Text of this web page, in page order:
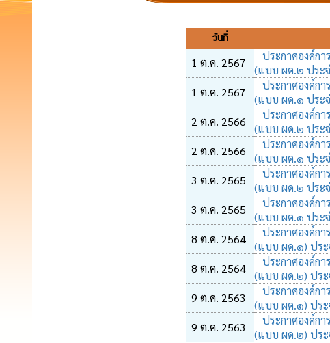
วันที่
1 ต.ค. 2567
ประกาศองค์ก
(แบบ ผด.๒ ปร
1 ต.ค. 2567
ประกาศองค์ก
(แบบ ผด.๑ ปร
2 ต.ค. 2566
ประกาศองค์ก
(แบบ ผด.๒ ปร
2 ต.ค. 2566
ประกาศองค์ก
(แบบ ผด.๑ ปร
3 ต.ค. 2565
ประกาศองค์ก
(แบบ ผด.๒ ปร
3 ต.ค. 2565
ประกาศองค์ก
(แบบ ผด.๑ ปร
8 ต.ค. 2564
ประกาศองค์ก
(แบบ ผด.๑) ปร
8 ต.ค. 2564
ประกาศองค์ก
(แบบ ผด.๒) ปร
9 ต.ค. 2563
ประกาศองค์ก
(แบบ ผด.๑) ปร
9 ต.ค. 2563
ประกาศองค์ก
(แบบ ผด.๒) ปร